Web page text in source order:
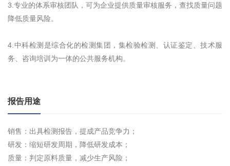
3.专业的体系审核团队，可为企业提供质量审核服务，查找质量问题
降低质量风险。
4.中科检测是综合化的检测集团，集检验检测、认证鉴定、技术服
务、咨询培训为一体的公共服务机构。
报告用途
销售：出具检测报告，提成产品竞争力；
研发：缩短研发周期，降低研发成本；
质量：判定原料质量，减少生产风险；